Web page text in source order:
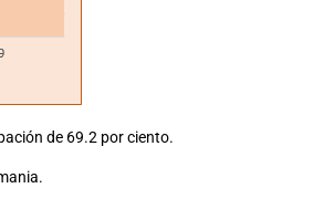
de 69.2 por ciento.